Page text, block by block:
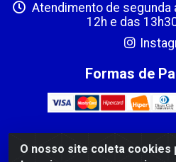
O nosso site coleta cookies
Atendimento de segunda
12h e das
Formas de
DIST DE PROD ALIM SÃO ROQUE